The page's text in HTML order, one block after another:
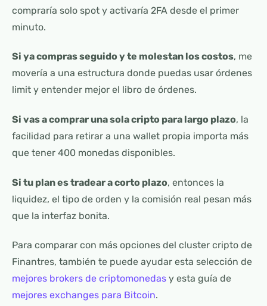
compraría solo spot y activaría 2FA desde el primer
minuto.
Si ya compras seguido y te molestan los costos, me
movería a una estructura donde puedas usar órdenes
limit y entender mejor el libro de órdenes.
Si vas a comprar una sola cripto para largo plazo, la
facilidad para retirar a una wallet propia importa más
que tener 400 monedas disponibles.
Si tu plan es tradear a corto plazo, entonces la
liquidez, el tipo de orden y la comisión real pesan más
que la interfaz bonita.
Para comparar con más opciones del cluster cripto de
Finantres, también te puede ayudar esta selección de
mejores brokers de criptomonedas y esta guía de
mejores exchanges para Bitcoin.